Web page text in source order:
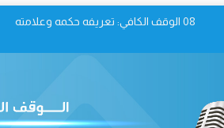
08 الوقف الكافي: تعريفه حكمه وعلامته